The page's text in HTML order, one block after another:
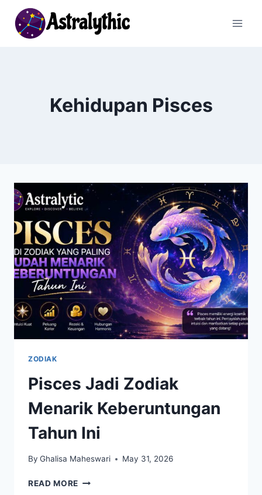
content
Kehidupan Pisces
ZODIAK
Pisces Jadi Zodiak
Menarik Keberuntungan
Tahun Ini
By Ghalisa Maheswari May 31, 2026
READ MORE PISCES